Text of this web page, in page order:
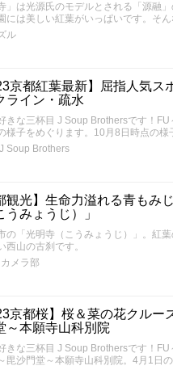
」は光源氏のモデルとされる「源融
には美しい紅葉がいっぱいです。そ
ル
京都紅葉最新】屈指人気
ライン・疏水
きな三杯目 J Soup Brothersです！
様子をめぐります。10月8日時点の様
Soup Brothers
観光】生命力溢れる青もみ
うみょうじ）」
の「光明寺（こうみょうじ）」。紅
西山の古刹です。
メラ部
京都桜】桜＆菜の花クル
～本願寺山科別院
きな三杯目 J Soup Brothersです！
毘沙門堂～本願寺山科別院。4月1日の